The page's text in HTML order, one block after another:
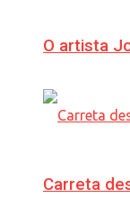
O artista
Carreta